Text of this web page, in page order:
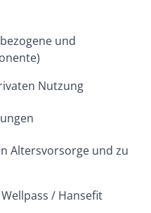
und
Nutzung
Altersvorsorge und zu
/ Hansefit